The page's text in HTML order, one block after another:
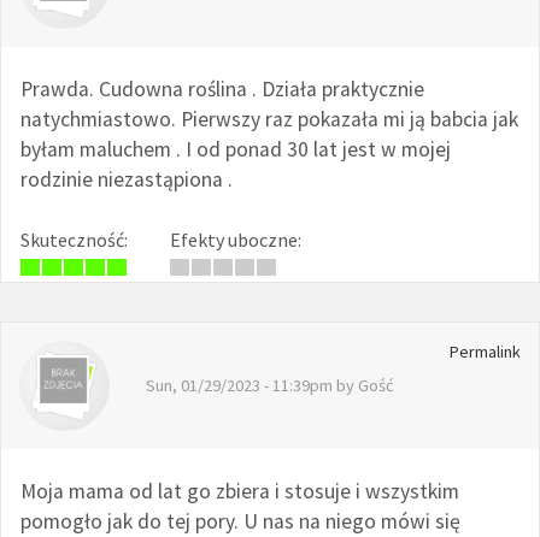
Prawda. Cudowna roślina . Działa praktycznie
natychmiastowo. Pierwszy raz pokazała mi ją babcia jak
byłam maluchem . I od ponad 30 lat jest w mojej
rodzinie niezastąpiona .
Skuteczność: Efekty uboczne:
Permalink
Sun, 01/29/2023 - 11:39pm by Gość
Moja mama od lat go zbiera i stosuje i wszystkim
pomogło jak do tej pory. U nas na niego mówi się